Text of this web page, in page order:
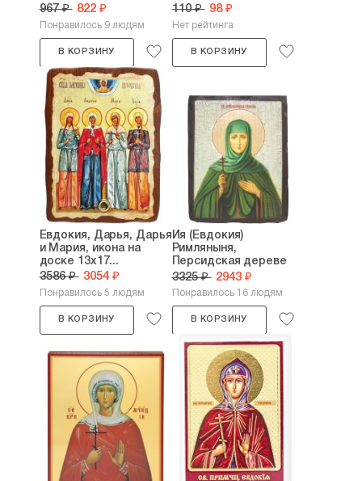
967 ₽ 822 ₽
Понравилось 9 людям
В КОРЗИНУ
110 ₽ 98 ₽
Нет рейтинга
В КОРЗИНУ
Евдокия, Дарья, Дарья
и Мария, икона на
доске 13х17...
3586 ₽ 3054 ₽
Понравилось 5 людям
В КОРЗИНУ
Ия (Евдокия)
Римляныня,
Персидская дереве
под...
3325 ₽ 2943 ₽
Понравилось 16 людям
В КОРЗИНУ